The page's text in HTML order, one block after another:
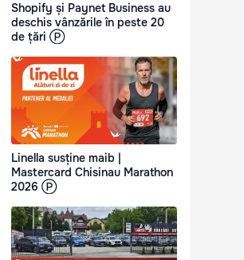
Shopify și Paynet Business au
deschis vânzările în peste 20
de țări Ⓟ
Linella susține maib |
Mastercard Chisinau Marathon
2026 Ⓟ